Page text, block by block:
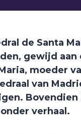
de Santa
gewijd aan
moeder
van
Bovendien
verhaal.